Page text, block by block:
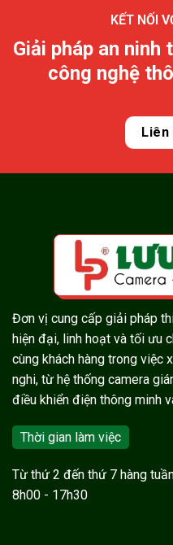
KẾT NỐI
Giải pháp an ninh
công nghệ
Liên
Đơn vị cung cấp giải pháp
hiện đại, linh hoạt và tối ưu
cùng khách hàng trong việc
nghi, từ hệ thống camera
điều khiển điện thông minh
Thời gian làm việc
Từ thứ 2 đến thứ 7 hàng
8h00 - 17h30